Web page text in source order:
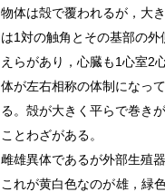
物体は殻で覆われるが，大
は1対の触角とその基部の
えらがあり，心臓も1心室2
体が左右相称の体制になっ
る。殻が大きく平らで巻き
ことわざがある。
雌雄異体であるが外部生殖
これが黄白色なのが雄，緑